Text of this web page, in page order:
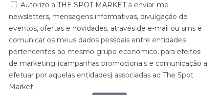
Autorizo a THE SPOT MARKET a enviar-me
newsletters, mensagens informativas, divulgação de
eventos, ofertas e novidades, através de e-mail ou sms e
comunicar os meus dados pessoais entre entidades
pertencentes ao mesmo grupo económico, para efeitos
de marketing (campanhas promocionais e comunicação a
efetuar por aquelas entidades) associadas ao The Spot
Market.